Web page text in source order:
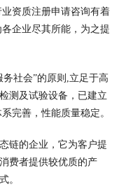
资质注册申请咨询有着
企业尽其所能，为之提
社会”的原则,立足于高
测及试验设备，已建立
完善，性能质量稳定。
链的企业，它为客户提
费者提供较优质的产
。